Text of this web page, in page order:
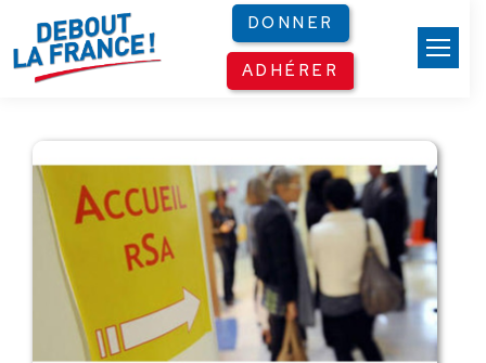
DONNER
ADHÉRER
Panneau de gestion des cookies